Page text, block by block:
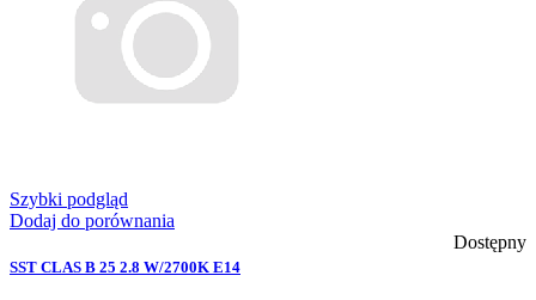
Szybki podgląd
Dodaj do porównania
Dostępny
SST CLAS B 25 2.8 W/2700K E14